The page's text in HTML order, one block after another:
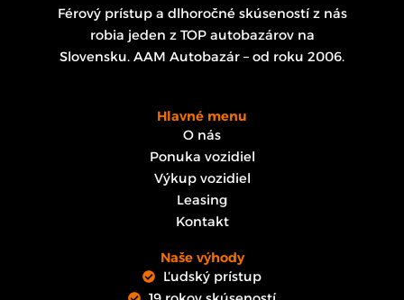
Férový prístup a dlhoročné skúseností z nás
robia jeden z TOP autobazárov na
Slovensku. AAM Autobazár – od roku 2006.
Hlavné menu
O nás
Ponuka vozidiel
Výkup vozidiel
Leasing
Kontakt
Naše výhody
Ľudský prístup